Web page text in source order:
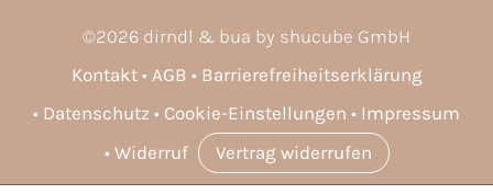
©2026 dirndl & bua by shucube GmbH
Kontakt
AGB
Barrierefreiheitserklärung
Datenschutz
Cookie-Einstellungen
Impressum
Widerruf
Vertrag widerrufen